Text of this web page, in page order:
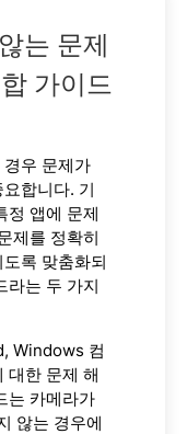
는 문제
가이드
우 문제가
합니다. 기
정 앱에 문제
제를 정확히
록 맞춤화되
라는 두 가지
Windows 컴
대한 문제 해
는 카메라가
않는 경우에